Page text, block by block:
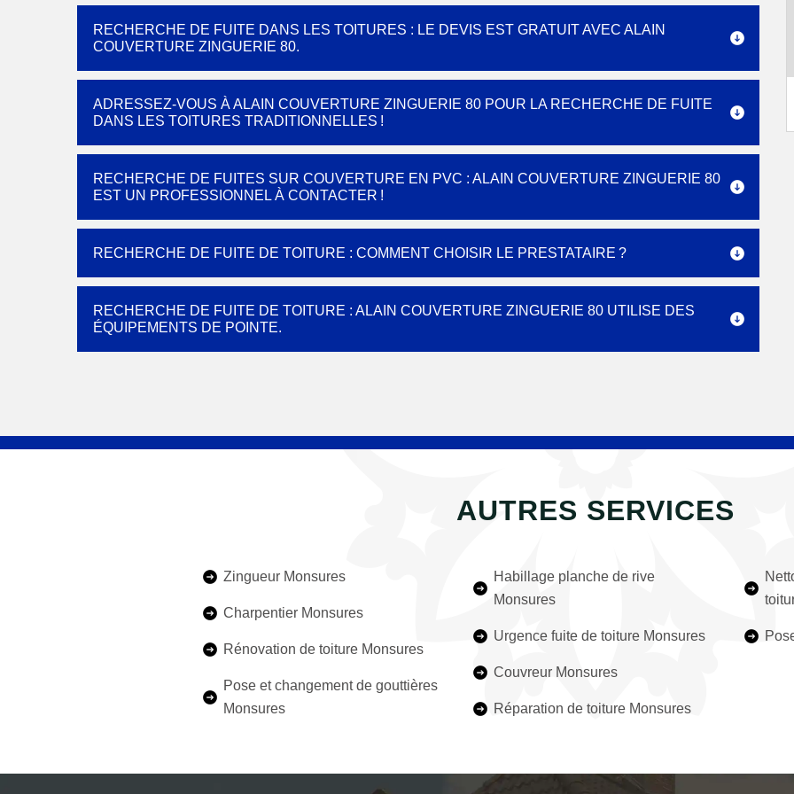
RECHERCHE DE FUITE DANS LES TOITURES : LE DEVIS EST GRATUIT AVEC ALAIN
COUVERTURE ZINGUERIE 80.
ADRESSEZ-VOUS À ALAIN COUVERTURE ZINGUERIE 80 POUR LA RECHERCHE DE FUITE
DANS LES TOITURES TRADITIONNELLES !
RECHERCHE DE FUITES SUR COUVERTURE EN PVC : ALAIN COUVERTURE ZINGUERIE 80
EST UN PROFESSIONNEL À CONTACTER !
RECHERCHE DE FUITE DE TOITURE : COMMENT CHOISIR LE PRESTATAIRE ?
RECHERCHE DE FUITE DE TOITURE : ALAIN COUVERTURE ZINGUERIE 80 UTILISE DES
ÉQUIPEMENTS DE POINTE.
AUTRES SERVICES
Zingueur Monsures
Charpentier Monsures
Rénovation de toiture Monsures
Pose et changement de gouttières
Monsures
Habillage planche de rive
Monsures
Urgence fuite de toiture Monsures
Couvreur Monsures
Réparation de toiture Monsures